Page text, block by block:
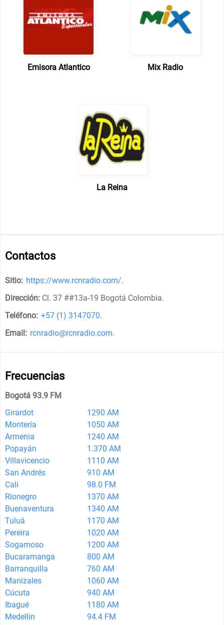
Emisora Atlantico Mix Radio
La Reina
Contactos
Sitio: https://www.rcnradio.com/.
Dirección: Cl. 37 ##13a-19 Bogotá Colombia.
Teléfono: +57 (1) 3147070.
Email: rcnradio@rcnradio.com.
Frecuencias
Bogotá 93.9 FM
Girardot
1290 AM
Montería
1050 AM
Armenia
1240 AM
Popayán
1.370 AM
Villavicencio
1110 AM
San Andrés
910 AM
Cali
98.0 FM
Rionegro
1370 AM
Buenaventura
1340 AM
Tuluá
1170 AM
Pereira
1020 AM
Sogamoso
1200 AM
Bucaramanga
800 AM
Barranquilla
760 AM
Manizales
1060 AM
Cúcuta
940 AM
Ibagué
1180 AM
Medellín
94.4 FM